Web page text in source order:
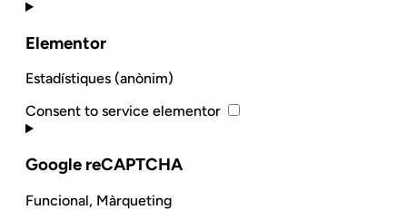
Elementor
Estadístiques (anònim)
Consent to service elementor
Google reCAPTCHA
Funcional, Màrqueting